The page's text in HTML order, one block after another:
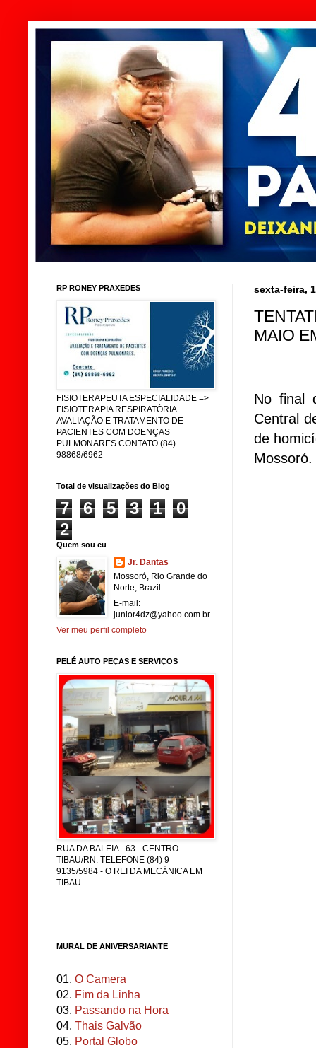
sexta-feira,
MAIO
No final
Central
de
Mossoró.
RP RONEY PRAXEDES
FISIOTERAPEUTA ESPECIALIDADE =>
FISIOTERAPIA RESPIRATÓRIA
AVALIAÇÃO E TRATAMENTO DE
PACIENTES COM DOENÇAS
PULMONARES CONTATO (84)
98868/6962
Total de visualizações do Blog
7 6 5 3 1
0
2
Quem sou eu
Jr. Dantas
Mossoró, Rio Grande do
Norte, Brazil
E-mail:
junior4dz@yahoo.com.br
Ver meu perfil completo
PELÉ AUTO PEÇAS E SERVIÇOS
RUA DA BALEIA - 63 - CENTRO -
TIBAU/RN. TELEFONE (84) 9
9135/5984 - O REI DA MECÂNICA EM
TIBAU
MURAL DE ANIVERSARIANTE
01. O Camera
02. Fim da Linha
03. Passando na Hora
04. Thais Galvão
05. Portal Globo